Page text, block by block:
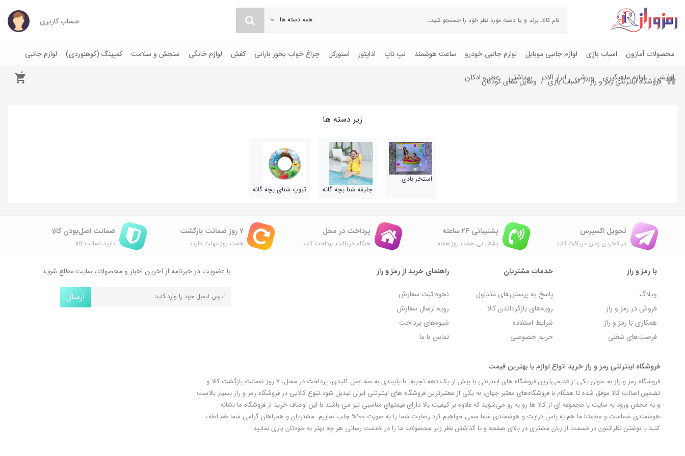
همه دسته ها حساب کاربری
محصولات آمازون اسباب بازی لوازم جانبی موبایل لوازم جانبی خودرو ساعت هوشمند لپ تاپ اداپتور اسنورکل چراغ خواب بخور بارانی کفش لوازم خانگی سنجش و سلامت کمپینگ (کوهنوردی) لوازم جانبی
آرایشی لوازم ماهیگیری ورزشی ابزار آلات بهداشتی عطر و ادکلن
0
فروشگاه اینترنتی رمز و راز اسباب بازی وسایل شنای کودکان
زیر دسته ها
استخر بادی
جلیقه شنا بچه گانه
تیوپ شنای بچه گانه
تحویل اکسپرس
در کمترین زمان دریافت کنید
پشتیبانی ۲۴ ساعته
پشتیبانی هفت روز هفته
پرداخت در محل
هنگام دریافت پرداخت کنید
۷ روز ضمانت بازگشت
هفت روز مهلت دارید
ضمانت اصل‌بودن کالا
تایید اصالت کالا
با رمز و راز
وبلاگ
فروش در رمز و راز
همکاری با رمز و راز
فرصت‌های شغلی
خدمات مشتریان
پاسخ به پرسش‌های متداول
رویه‌های بازگرداندن کالا
شرایط استفاده
حریم خصوصی
راهنمای خرید از رمز و راز
نحوه ثبت سفارش
رویه ارسال سفارش
شیوه‌های پرداخت
تماس با ما
با عضویت در خبرنامه از آخرین اخبار و محصولات سایت مطلع شوید...
ارسال
فروشگاه اینترنتی رمز و راز خرید انواع لوازم با بهترین قیمت
فروشگاه رمز و راز به عنوان یکی از قدیمی‌ترین فروشگاه های اینترنتی با بیش از یک دهه تجربه، با پایبندی به سه اصل کلیدی، پرداخت در محل، 7 روز ضمانت بازگشت کالا و
تضمین اصالت کالا موفق شده تا همگام با فروشگاه‌های معتبر جهان، به یکی از معتبرترین فروشگاه های اینترنتی ایران تبدیل شود.تنوع کالایی در فروشگاه رمز و راز بسیار بالاست
و به محض ورود به سایت با مجموعه ای از کالا ها رو به رو می‌شوید که علاوه بر کیفیت بالا دارای قیمتهای مناسبی نیز می باشند با این اوصاف خرید از فروشگاه ما نشانه
هوشمندی شماست و مطمئنا ما هم به پاس درایت و هوشمندی شما سعی خواهیم کرد رضایت شما را به صورت 100% جلب نماییم .مشتریان و همراهان گرامی شما هم لطف
کنید با نوشتن نظراتتون در قسمت از زبان مشتری در بالای صفحه و یا گذاشتن نظر زیر محصولات ما را در خدمت رسانی هر چه بهتر به خودتان یاری نمایید .